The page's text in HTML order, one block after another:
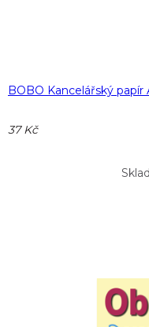
BOBO Kancelářský papír
37 Kč